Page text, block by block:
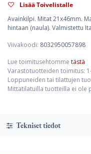
Lisää Toivelistalle
Avainkilpi. Mitat 21x46mm.
hintaan (naula). Valmistettu
Viivakoodi: 8032950057898
Lue toimitusehtomme tästä
Varastotuotteiden toimitus:
Loppuneiden tai tilattujen
Mittatilatuilla tuotteilla ei ole
Tekniset tiedot